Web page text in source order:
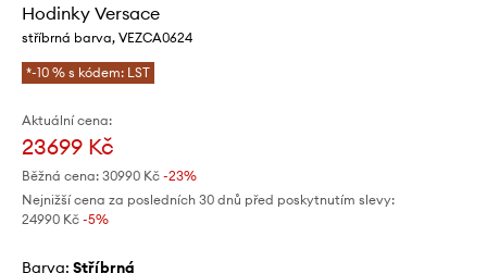
Hodinky Versace
stříbrná barva, VEZCA0624
*-10 % s kódem: LST
Aktuální cena:
23699 Kč
Běžná cena: 30990 Kč -23%
Nejnižší cena za posledních 30 dnů před poskytnutím slevy:
24990 Kč -5%
Barva: stříbrná